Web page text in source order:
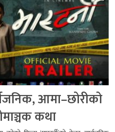
आमा–छोरीको
कथा